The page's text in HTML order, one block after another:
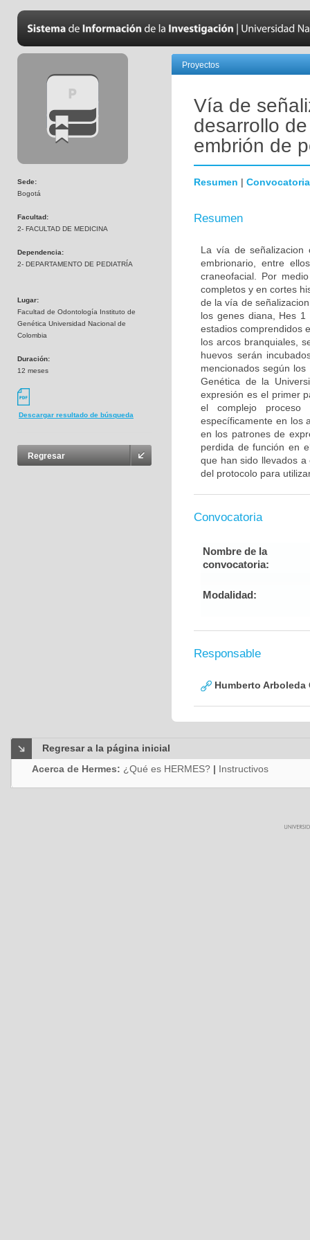
Sede:
Bogotá
Facultad:
2- FACULTAD DE MEDICINA
Dependencia:
2- DEPARTAMENTO DE PEDIATRÍA
Lugar:
Facultad de Odontología Instituto de
Genética Universidad Nacional de
Colombia
Duración:
12 meses
Descargar resultado de búsqueda
Regresar
Proyectos
Vía de
desarrollo
embrión de
Resumen | Convocatoria
Resumen
La vía de señalizacion
embrionario, entre
craneofacial. Por
completos y en cortes
de la vía de
los genes diana, Hes
estadios comprendidos
los arcos branquiales,
huevos serán
mencionados según
Genética de la
expresión es el primer
el complejo proceso
específicamente en los
en los patrones de
perdida de función en
que han sido llevados
del protocolo para
Convocatoria
Nombre de la
convocatoria:
Modalidad:
Responsable
Humberto Arboleda
Regresar a la página inicial
Acerca de Hermes: ¿Qué es HERMES? | Instructivos